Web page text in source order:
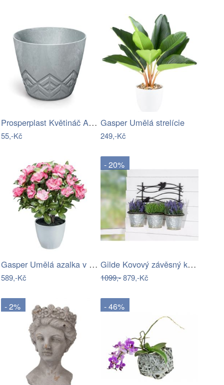
Prosperplast Květináč ARECA šedý beton,…
55,-Kč
Gasper Umělá strelície
249,-Kč
Gasper Umělá azalka v bílém květináči,…
589,-Kč
- 20%
Gilde Kovový závěsný květináč 3 Birds,…
1099,-879,-Kč
- 2% - 46%